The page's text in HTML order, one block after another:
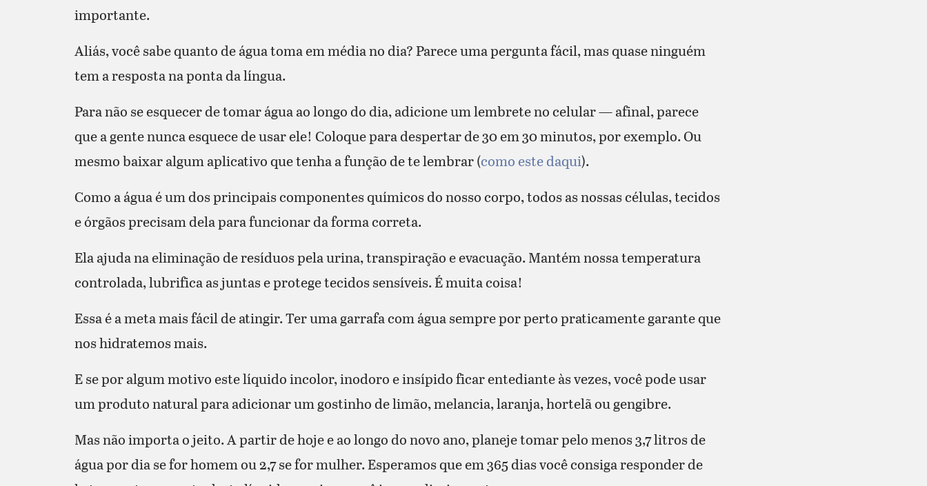
importante.
Aliás, você sabe quanto de água toma em média no dia? Parece uma pergunta fácil, mas quase ninguém
tem a resposta na ponta da língua.
Para não se esquecer de tomar água ao longo do dia, adicione um lembrete no celular — afinal, parece
que a gente nunca esquece de usar ele! Coloque para despertar de 30 em 30 minutos, por exemplo. Ou
mesmo baixar algum aplicativo que tenha a função de te lembrar (como este daqui).
Como a água é um dos principais componentes químicos do nosso corpo, todos as nossas células, tecidos
e órgãos precisam dela para funcionar da forma correta.
Ela ajuda na eliminação de resíduos pela urina, transpiração e evacuação. Mantém nossa temperatura
controlada, lubrifica as juntas e protege tecidos sensíveis. É muita coisa!
Essa é a meta mais fácil de atingir. Ter uma garrafa com água sempre por perto praticamente garante que
nos hidratemos mais.
E se por algum motivo este líquido incolor, inodoro e insípido ficar entediante às vezes, você pode usar
um produto natural para adicionar um gostinho de limão, melancia, laranja, hortelã ou gengibre.
Mas não importa o jeito. A partir de hoje e ao longo do novo ano, planeje tomar pelo menos 3,7 litros de
água por dia se for homem ou 2,7 se for mulher. Esperamos que em 365 dias você consiga responder de